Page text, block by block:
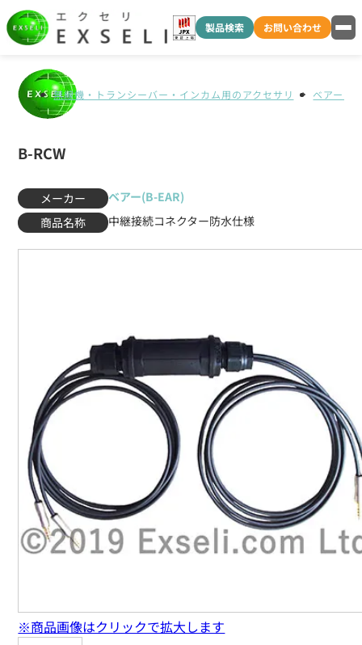
製品検索 お問い合わせ
無線機・トランシーバー・インカム用のアクセサリ ベアー(B-
B-RCW
メーカー
ベアー(B-EAR)
商品名称
中継接続コネクター防水仕様
※商品画像はクリックで拡大します